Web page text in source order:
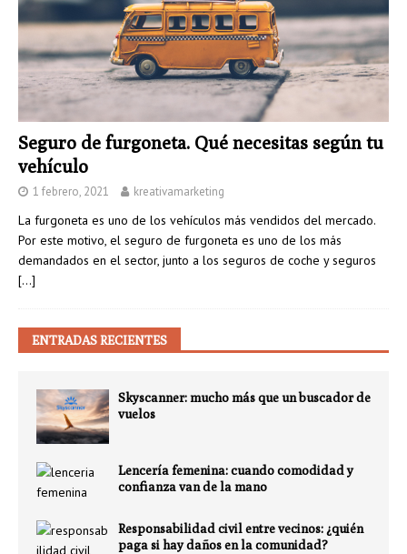
Seguro de furgoneta. Qué necesitas según tu
vehículo
1 febrero, 2021 kreativamarketing
La furgoneta es uno de los vehículos más vendidos del mercado.
Por este motivo, el seguro de furgoneta es uno de los más
demandados en el sector, junto a los seguros de coche y seguros
[…]
ENTRADAS RECIENTES
Skyscanner: mucho más que un buscador de
vuelos
Lencería femenina: cuando comodidad y
confianza van de la mano
Responsabilidad civil entre vecinos: ¿quién
paga si hay daños en la comunidad?